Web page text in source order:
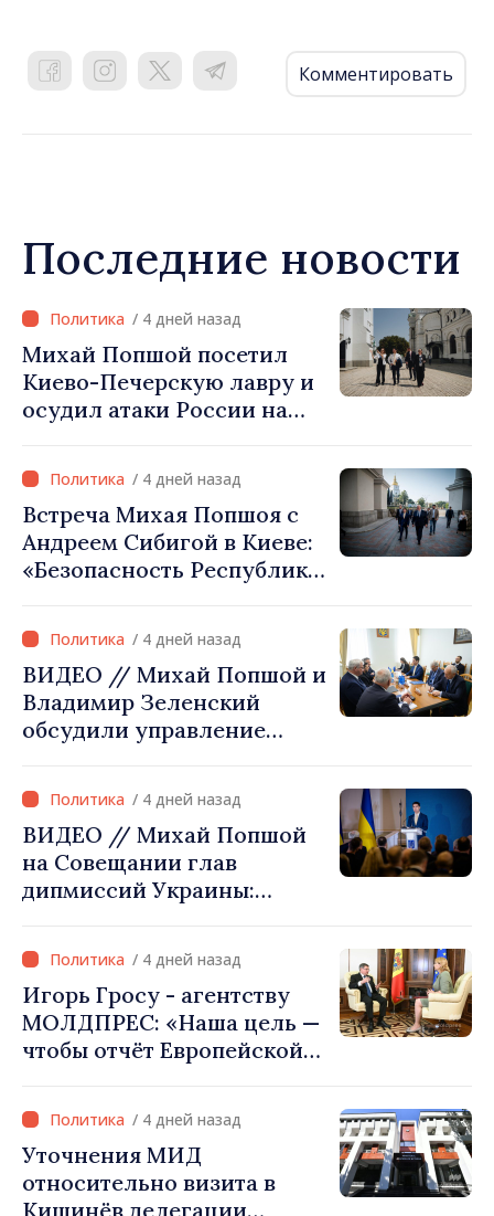
Комментировать
Последние новости
/ 4 дней назад
Михай Попшой посетил
Киево-Печерскую лавру и
осудил атаки России на
Украины
/ 4 дней назад
Встреча Михая Попшоя с
Андреем Сибигой в Киеве:
«Безопасность Республики
безопасностью Украины»
/ 4 дней назад
ВИДЕО // Михай Попшой и
Владимир Зеленский
обсудили управление
ситуацией в бассейне реки
Днестр и совместные
проекты в сфере
инфраструктуры и
энергетики
/ 4 дней назад
ВИДЕО // Михай Попшой
на Совещании глав
дипмиссий Украины:
сделала свой выбор. Мы
вместе с Украиной»
/ 4 дней назад
Игорь Гросу - агентству
МОЛДПРЕС: «Наша цель —
чтобы отчёт Европейской
ещё лучше»
/ 4 дней назад
Уточнения МИД
относительно визита в
Кишинёв делегации